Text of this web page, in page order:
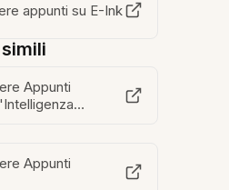
appunti su E-Ink
Appunti
Appunti